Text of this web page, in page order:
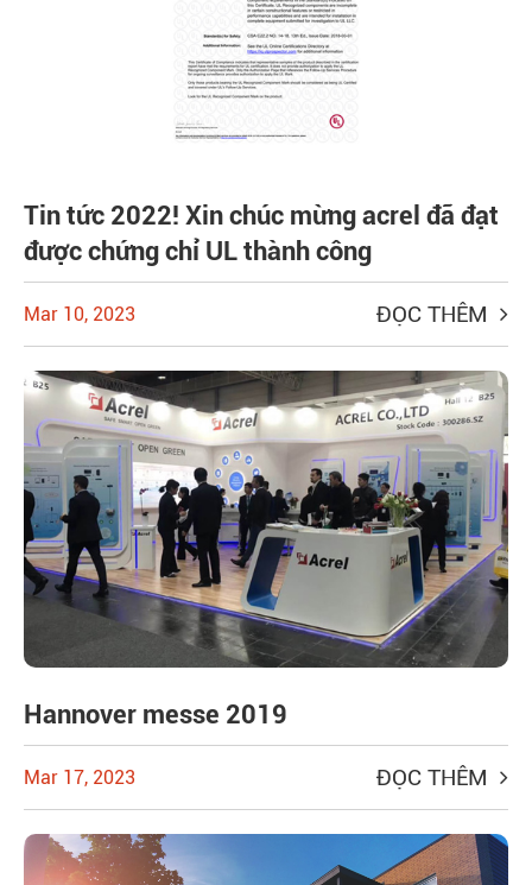
Tin tức 2022! Xin chúc mừng acrel đã đạt
được chứng chỉ UL thành công
Mar 10, 2023 ĐỌC THÊM
Hannover messe 2019
Mar 17, 2023 ĐỌC THÊM